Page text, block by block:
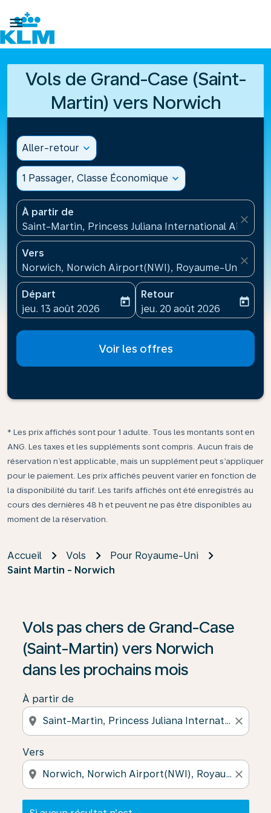

Vols de Grand-Case (Saint-
Martin) vers Norwich
Aller-retour expand_more
1 Passager, Classe Économique expand_more
À partir de
Saint-Martin, Princess Juliana International
close
Vers
Norwich, Norwich Airport(NWI), Royaume-Uni
close
Départ
fc-booking-departure-date-aria-label
jeu. 13 août 2026
today
Retour
fc-booking-return-date-
jeu. 20 août 2026
today
Voir les offres
* Les prix affichés sont pour 1 adulte. Tous les montants sont en
ANG. Les taxes et les suppléments sont compris. Aucun frais de
réservation n’est applicable, mais un supplément peut s’appliquer
pour le paiement. Les prix affichés peuvent varier en fonction de
la disponibilité du tarif. Les tarifs affichés ont été enregistrés au
cours des dernières 48 h et peuvent ne pas être disponibles au
moment de la réservation.
Accueil Vols
Pour Royaume-Uni
Saint Martin - Norwich
Vols pas chers de Grand-Case
(Saint-Martin) vers Norwich
dans les prochains mois
À partir de
location_on close
Vers
location_on close
Si aucun résultat n’est disponible, cliquez sur «